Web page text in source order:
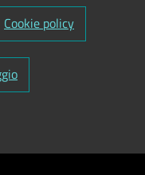
Cookie policy